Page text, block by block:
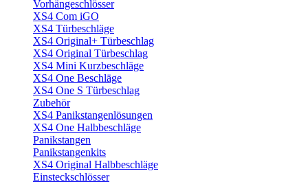
Vorhängeschlösser
XS4 Com iGO
XS4 Türbeschläge
XS4 Original+ Türbeschlag
XS4 Original Türbeschlag
XS4 Mini Kurzbeschläge
XS4 One Beschläge
XS4 One S Türbeschlag
Zubehör
XS4 Panikstangenlösungen
XS4 One Halbbeschläge
Panikstangen
Panikstangenkits
XS4 Original Halbbeschläge
Einsteckschlösser